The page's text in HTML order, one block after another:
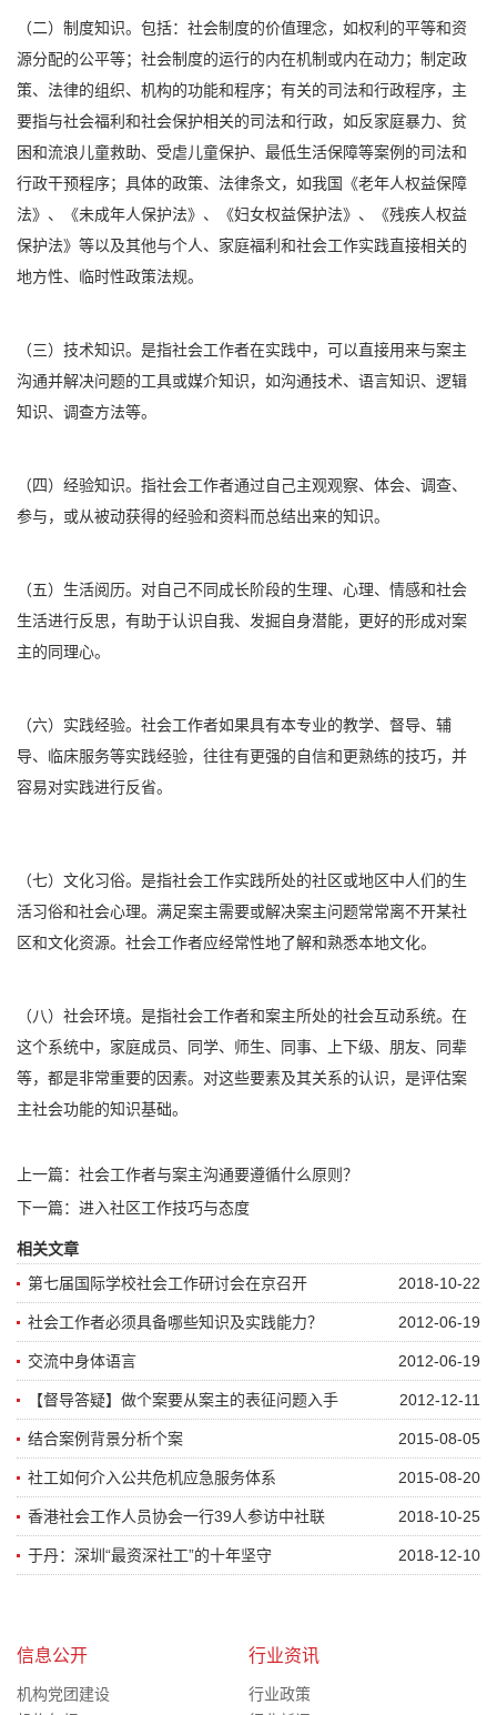
（二）制度知识。包括：社会制度的价值理念，如权利的平等和资
源分配的公平等；社会制度的运行的内在机制或内在动力；制定政
策、法律的组织、机构的功能和程序；有关的司法和行政程序，主
要指与社会福利和社会保护相关的司法和行政，如反家庭暴力、贫
困和流浪儿童救助、受虐儿童保护、最低生活保障等案例的司法和
行政干预程序；具体的政策、法律条文，如我国《老年人权益保障
法》、《未成年人保护法》、《妇女权益保护法》、《残疾人权益
保护法》等以及其他与个人、家庭福利和社会工作实践直接相关的
地方性、临时性政策法规。
（三）技术知识。是指社会工作者在实践中，可以直接用来与案主
沟通并解决问题的工具或媒介知识，如沟通技术、语言知识、逻辑
知识、调查方法等。
（四）经验知识。指社会工作者通过自己主观观察、体会、调查、
参与，或从被动获得的经验和资料而总结出来的知识。
（五）生活阅历。对自己不同成长阶段的生理、心理、情感和社会
生活进行反思，有助于认识自我、发掘自身潜能，更好的形成对案
主的同理心。
（六）实践经验。社会工作者如果具有本专业的教学、督导、辅
导、临床服务等实践经验，往往有更强的自信和更熟练的技巧，并
容易对实践进行反省。
（七）文化习俗。是指社会工作实践所处的社区或地区中人们的生
活习俗和社会心理。满足案主需要或解决案主问题常常离不开某社
区和文化资源。社会工作者应经常性地了解和熟悉本地文化。
（八）社会环境。是指社会工作者和案主所处的社会互动系统。在
这个系统中，家庭成员、同学、师生、同事、上下级、朋友、同辈
等，都是非常重要的因素。对这些要素及其关系的认识，是评估案
主社会功能的知识基础。
上一篇： 社会工作者与案主沟通要遵循什么原则？
下一篇： 进入社区工作技巧与态度
相关文章
2018-10-22
第七届国际学校社会工作研讨会在京召开
2012-06-19
社会工作者必须具备哪些知识及实践能力？
2012-06-19
交流中身体语言
2012-12-11
【督导答疑】做个案要从案主的表征问题入手
2015-08-05
结合案例背景分析个案
2015-08-20
社工如何介入公共危机应急服务体系
2018-10-25
香港社会工作人员协会一行39人参访中社联
2018-12-10
于丹：深圳“最资深社工”的十年坚守
信息公开
机构党团建设
行业资讯
行业政策